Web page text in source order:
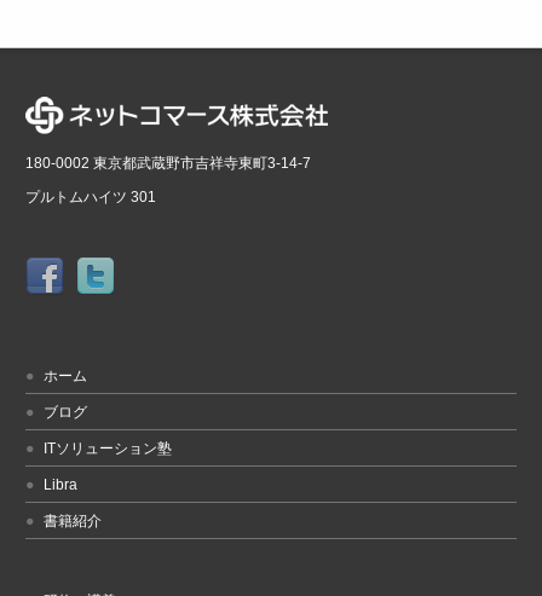
180-0002 東京都武蔵野市吉祥寺東町3-14-7
プルトムハイツ 301
ホーム
ブログ
ITソリューション塾
Libra
書籍紹介